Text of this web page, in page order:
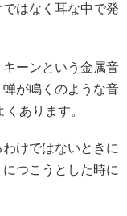
はなく耳な中で発
ーンという金属音
が鳴くのような音
あります。
けではないときに
つこうとした時に